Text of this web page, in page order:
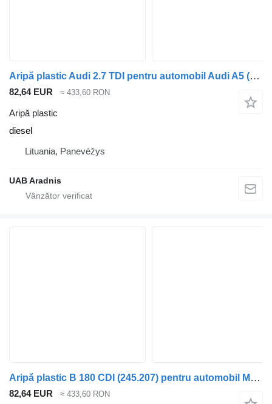
Aripă plastic Audi 2.7 TDI pentru automobil Audi A5 (8T3)
82,64 EUR ≈ 433,60 RON
Aripă plastic
diesel
Lituania, Panevėžys
UAB Aradnis
Aripă plastic B 180 CDI (245.207) pentru automobil Mercedes-Benz B (W245)
82,64 EUR ≈ 433,60 RON